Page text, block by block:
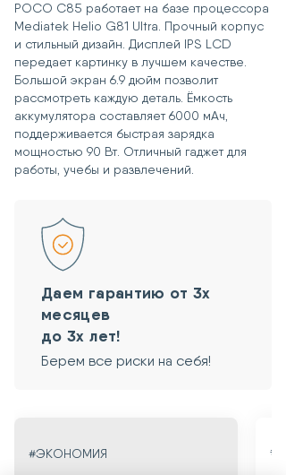
соблюдении обязательных
условий:
При покупке товара была
приобретена услуга «Возврат
товара в течение 15 дней»,
Сохранены чек и гарантийный
талон.
Товар не был в употреблении.
Сохранены потребительские
свойства товара.
Сохранен товарный вид упаковки.
Сохранен товарный вид комплекта.
Отсутствуют какие-либо
пароли и ключи.
POCO C85 работает на базе процессора
Mediatek Helio G81 Ultra. Прочный корпус
и стильный дизайн. Дисплей IPS LCD
передает картинку в лучшем качестве.
Большой экран 6.9 дюйм позволит
рассмотреть каждую деталь. Ёмкость
аккумулятора составляет 6000 мАч,
поддерживается быстрая зарядка
мощностью 90 Вт. Отличный гаджет для
работы, учебы и развлечений.
Даем гарантию от 3х
месяцев
до 3х лет!
Берем все риски на себя!
#ЭКОНОМИЯ